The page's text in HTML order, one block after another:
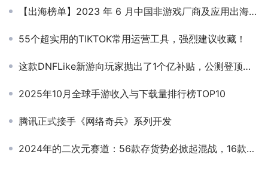
【出海榜单】2023 年 6 月中国非游戏厂商及应用出海收入 30 强
55个超实用的TIKTOK常用运营工具，强烈建议收藏！
这款DNFLike新游向玩家抛出了1个亿补贴，公测登顶免费榜
2025年10月全球手游收入与下载量排行榜TOP10
腾讯正式接手《网络奇兵》系列开发
2024年的二次元赛道：56款存货势必掀起混战，16款或已夭折